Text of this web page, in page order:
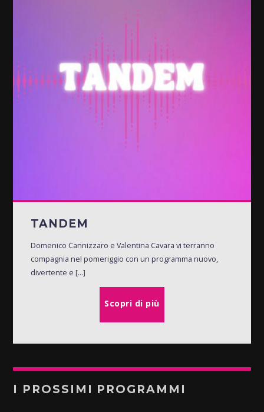
TANDEM
Domenico Cannizzaro e Valentina Cavara vi terranno
compagnia nel pomeriggio con un programma nuovo,
divertente e [...]
Scopri di più
I PROSSIMI PROGRAMMI